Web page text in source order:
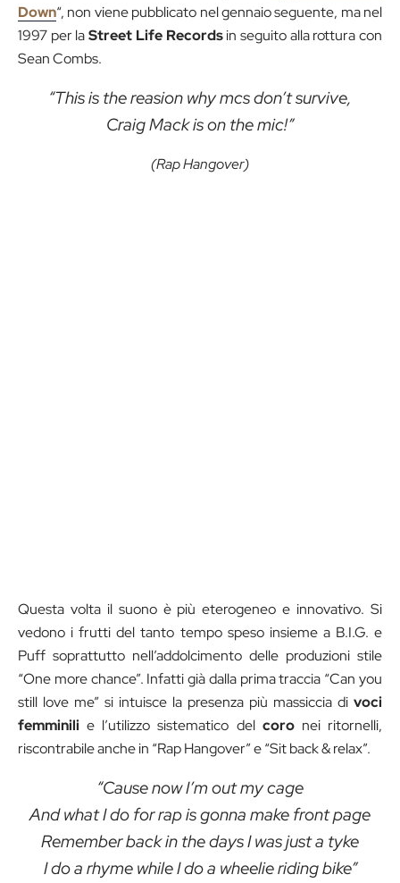
Down“, non viene pubblicato nel gennaio seguente, ma nel
1997 per laStreet Life Recordsin seguito alla rottura con
Sean Combs.
“This is the reasion why mcs don’t survive,
Craig Mack is on the mic!”
(Rap Hangover)
Questa volta il suono è più eterogeneo e innovativo. Si
vedono i frutti del tanto tempo speso insieme a B.I.G. e
Puff soprattutto nell’addolcimento delle produzioni stile
“One more chance”. Infatti già dalla prima traccia “Can you
still love me” si intuisce la presenza più massiccia di voci
femminili e l’utilizzo sistematico del coronei ritornelli,
riscontrabile anche in “Rap Hangover” e “Sit back & relax”.
“Cause now I’m out my cage
And what I do for rap is gonna make front page
Remember back in the days I was just a tyke
I do a rhyme while I do a wheelie riding bike”